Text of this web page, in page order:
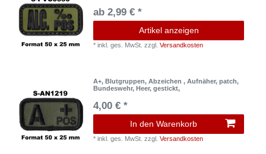
ab 2,99 € *
Artikel anzeigen
*inkl. ges. MwSt. zzgl.Versandkosten
A+, Blutgruppen, Abzeichen , Aufnäher, patch,
Bundeswehr, Heer, gestickt,
4,00 € *
In den Warenkorb
*inkl. ges. MwSt. zzgl.Versandkosten